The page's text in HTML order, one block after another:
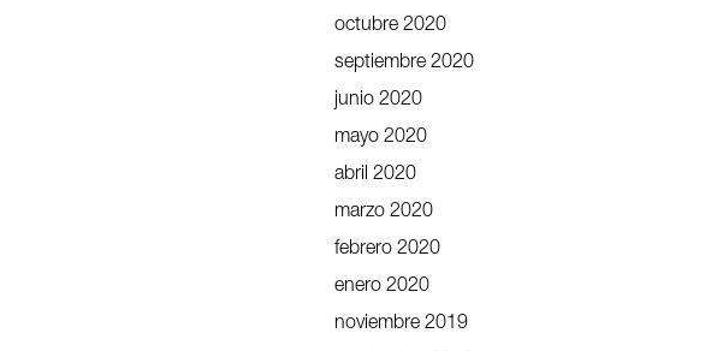
octubre 2020
septiembre 2020
junio 2020
mayo 2020
abril 2020
marzo 2020
febrero 2020
enero 2020
noviembre 2019